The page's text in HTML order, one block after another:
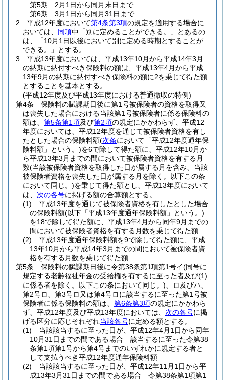
第5期 2月1日から同月末日まで
第6期 3月1日から同月31日まで
2
平成12年度において第4条第3項の規定を適用する場合に
おいては、 同項中「別に定めることができる。」とあるの
は、「10月1日以後において別に定める時期とすることが
できる。」とする。
3
平成13年度においては、平成13年10月から平成14年3月
の納期に納付すべき保険料の額は、平成13年4月から平成
13年9月の納期に納付すべき保険料の額に2を乗じて得た額
とすることを基本とする。
(平成12年度及び平成13年度における普通徴収の特例)
第4条
保険料の賦課期日後に第1号被保険者の資格を取得又
は喪失した場合における当該第1号被保険者に係る保険料の
額は、 第5条第1項及び第2項の規定にかかわらず、平成12
年度においては、平成12年度を通じて被保険者資格を有し
たとした場合の保険料額(次条において「平成12年度通年保
険料額」という。)を6で除して得た額に、平成12年10月か
ら平成13年3月までの間において被保険者資格を有する月
数(当該被保険者資格を取得した日が属する月を含み、当該
被保険者資格を喪失した日が属する月を除く。以下この条
において同じ。)を乗じて得た額とし、平成13年度において
は、 次の各号に掲げる額の合算額とする。
(1)
平成13年度を通じて被保険者資格を有したとした場合
の保険料額(以下「平成13年度通年保険料額」という。)
を18で除して得た額に、平成13年4月から同年9月までの
間において被保険者資格を有する月数を乗じて得た額
(2)
平成13年度通年保険料額を9で除して得た額に、平成
13年10月から平成14年3月までの間において被保険者資
格を有する月数を乗じて得た額
第5条
保険料の賦課期日後に令第38条第1項第1号イ(同号に
規定する老齢福祉年金の受給権を有するに至った者及び(1)
に係る者を除く。以下この条において同じ。) 、ロ及びハ、
第2号ロ、第3号ロ又は第4号ロに該当するに至った第1号被
保険者に係る保険料の額は、 第6条第3項の規定にかかわら
ず、平成12年度及び平成13年度においては、 次の各号に掲
げる区分に応じそれぞれ当該各号に定める額とする。
(1)
当該該当するに至った日が、平成12年4月1日から同年
10月31日までの間である場合 該当するに至った令第38
条第1項第1号から第4号までのいずれかに規定する者と
して支払うべき平成12年度通年保険料額
(2)
当該該当するに至った日が、平成12年11月1日から平
成13年3月31日までの間である場合 令第38条第1項第1